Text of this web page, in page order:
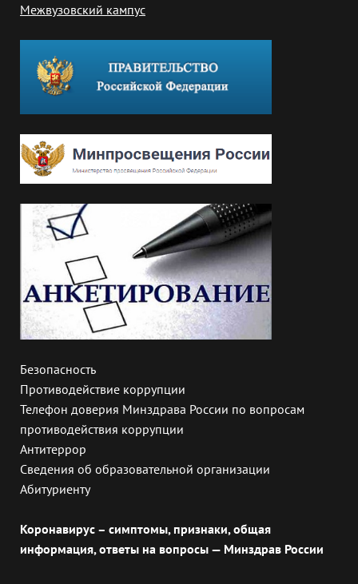
Межвузовский кампус
Безопасность
Противодействие коррупции
Телефон доверия Минздрава России по вопросам
противодействия коррупции
Антитеррор
Сведения об образовательной организации
Абитуриенту
Коронавирус – симптомы, признаки, общая
информация, ответы на вопросы — Минздрав России